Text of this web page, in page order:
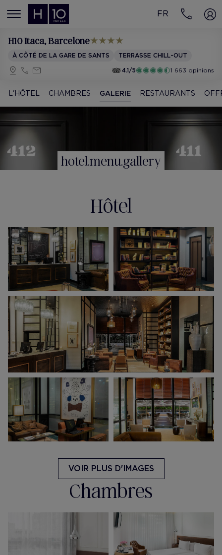
MENÚ
FR
H10 Itaca, Barcelone
À CÔTÉ DE LA GARE DE SANTS
TERRASSE CHILL-OUT
4.1/5
1 663 opinions
L'HÔTEL CHAMBRES GALERIE RESTAURANTS
hotel.menu.gallery
Hôtel
VOIR PLUS D'IMAGES
Chambres